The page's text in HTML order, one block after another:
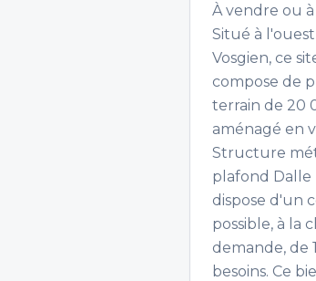
À vendre ou
Situé à
Vosgien, ce
compose de
terrain de 20
aménagé en
Structure
plafond Dalle
dispose d'un
possible, à la
demande, de
besoins. Ce